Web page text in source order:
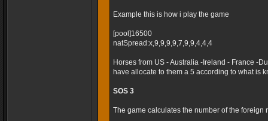
Example this is how i play the game
[pool]16500
natSpread:x,9,9,9,9,7,9,9,4,4,4
Horses from US - Australia -Ireland - France -
have allocate to them a 5 according to what is
SOS 3
The game calculates the number of the foreign